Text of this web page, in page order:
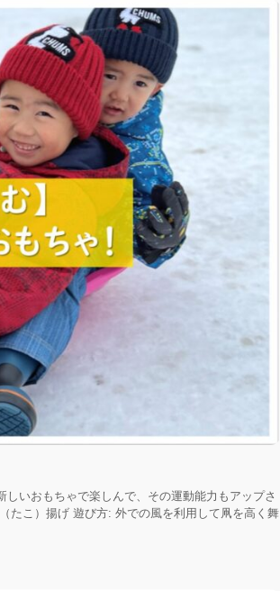
いおもちゃで楽しんで、その運動能力もアップさ
たこ）揚げ 遊び方: 外での風を利用して凧を高く舞